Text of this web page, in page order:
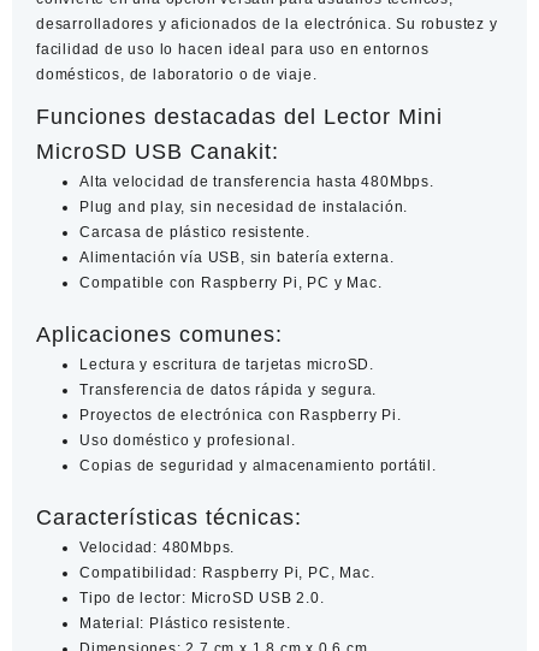
desarrolladores y aficionados de la electrónica. Su robustez y
facilidad de uso lo hacen ideal para uso en entornos
domésticos, de laboratorio o de viaje.
Funciones destacadas del Lector Mini
MicroSD USB Canakit:
Alta velocidad de transferencia hasta 480Mbps.
Plug and play, sin necesidad de instalación.
Carcasa de plástico resistente.
Alimentación vía USB, sin batería externa.
Compatible con Raspberry Pi, PC y Mac.
Aplicaciones comunes:
Lectura y escritura de tarjetas microSD.
Transferencia de datos rápida y segura.
Proyectos de electrónica con Raspberry Pi.
Uso doméstico y profesional.
Copias de seguridad y almacenamiento portátil.
Características técnicas:
Velocidad: 480Mbps.
Compatibilidad: Raspberry Pi, PC, Mac.
Tipo de lector: MicroSD USB 2.0.
Material: Plástico resistente.